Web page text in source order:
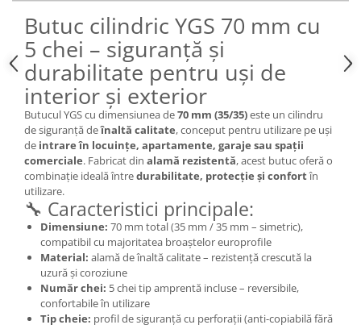
Butuc cilindric YGS 70 mm cu
5 chei – siguranță și
durabilitate pentru uși de
interior și exterior
Butucul YGS cu dimensiunea de70 mm (35/35)este un cilindru
de siguranță deînaltă calitate, conceput pentru utilizare pe uși
de intrare în locuințe, apartamente, garaje sau spații
comerciale. Fabricat din alamă rezistentă, acest butuc oferă o
combinație ideală întredurabilitate, protecție și confortîn
utilizare.
🔧 Caracteristici principale:
Dimensiune: 70 mm total (35 mm / 35 mm – simetric),
compatibil cu majoritatea broaștelor europrofile
Material: alamă de înaltă calitate – rezistență crescută la
uzură și coroziune
Număr chei: 5 chei tip amprentă incluse – reversibile,
confortabile în utilizare
Tip cheie: profil de siguranță cu perforații (anti-copiabilă fără